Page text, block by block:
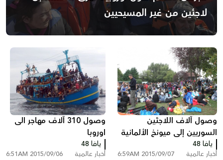
لاجئين من غير المسيحيين
وصول آلاف اللاجئين
السوريين إلى ميونخ الألمانية
يافا 48
أخبار عالمية 2015/09/07 6:59AM
وصول 310 آلاف مهاجر الى
اوروبا
يافا 48
أخبار عالمية 2015/09/06 6:51AM